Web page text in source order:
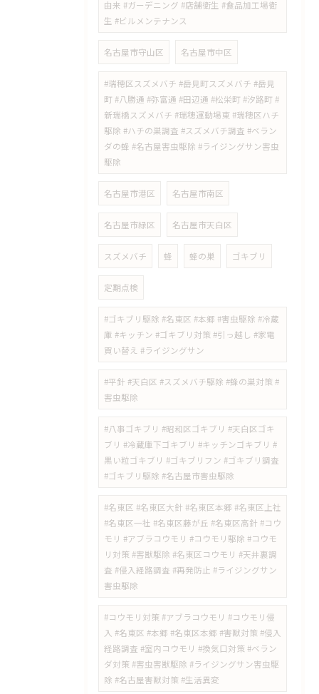
由来 #ガーデニング #店舗衛生 #食品加工場衛
生 #ビルメンテナンス
名古屋市守山区 名古屋市中区
#瑞穂区スズメバチ #岳見町スズメバチ #岳見
町 #八勝通 #弥富通 #田辺通 #松栄町 #汐路町 #
新瑞橋スズメバチ #瑞穂運動場東 #瑞穂区ハチ
駆除 #ハチの巣調査 #スズメバチ調査 #ベラン
ダの蜂 #名古屋害虫駆除 #ライジングサン害虫
駆除
名古屋市港区 名古屋市南区
名古屋市緑区 名古屋市天白区
スズメバチ 蜂 蜂の巣 ゴキブリ
定期点検
#ゴキブリ駆除 #名東区 #本郷 #害虫駆除 #冷蔵
庫 #キッチン #ゴキブリ対策 #引っ越し #家電
買い替え #ライジングサン
#平針 #天白区 #スズメバチ駆除 #蜂の巣対策 #
害虫駆除
#八事ゴキブリ #昭和区ゴキブリ #天白区ゴキ
ブリ #冷蔵庫下ゴキブリ #キッチンゴキブリ #
黒い粒ゴキブリ #ゴキブリフン #ゴキブリ調査
#ゴキブリ駆除 #名古屋市害虫駆除
#名東区 #名東区大針 #名東区本郷 #名東区上社
#名東区一社 #名東区藤が丘 #名東区高針 #コウ
モリ #アブラコウモリ #コウモリ駆除 #コウモ
リ対策 #害獣駆除 #名東区コウモリ #天井裏調
査 #侵入経路調査 #再発防止 #ライジングサン
害虫駆除
#コウモリ対策 #アブラコウモリ #コウモリ侵
入 #名東区 #本郷 #名東区本郷 #害獣対策 #侵入
経路調査 #室内コウモリ #換気口対策 #ベラン
ダ対策 #害虫害獣駆除 #ライジングサン害虫駆
除 #名古屋害獣対策 #生活異変